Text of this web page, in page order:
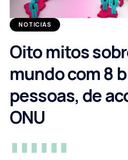
NOTICIAS
Oito mitos
mundo com 8
pessoas, de
ONU